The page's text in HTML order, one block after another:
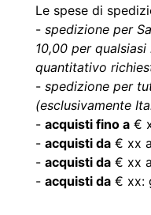
Le spese di
- spedizione per
10,00 per
quantitativo
- spedizione per
(esclusivamente
- acquisti fino a €
- acquisti da € xx
- acquisti da € xx
- acquisti da € xx: